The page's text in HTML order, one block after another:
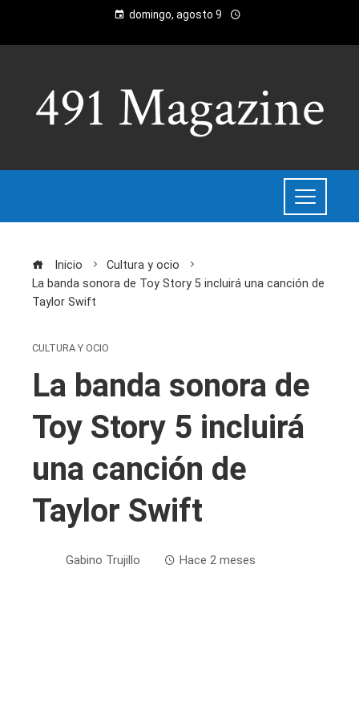
domingo, agosto 9
Inicio
Cultura y ocio
La banda sonora de Toy Story 5 incluirá una canción de
Taylor Swift
CULTURA Y OCIO
La banda sonora de
Toy Story 5 incluirá
una canción de
Taylor Swift
Gabino Trujillo Hace 2 meses